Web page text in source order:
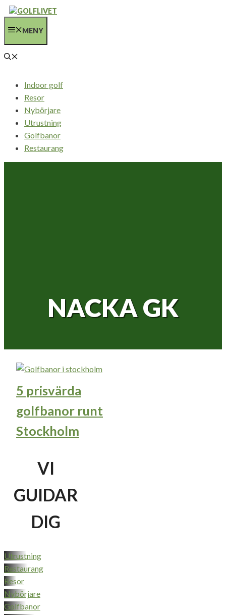
Hoppa
innehållMENY
Indoor golf
Resor
Nybörjare
Utrustning
Golfbanor
Restaurang
NACKA GK
5 prisvärda
golfbanor runt
Stockholm
VI
GUIDAR
DIG
Utrustning
Restaurang
Resor
Nybörjare
Golfbanor